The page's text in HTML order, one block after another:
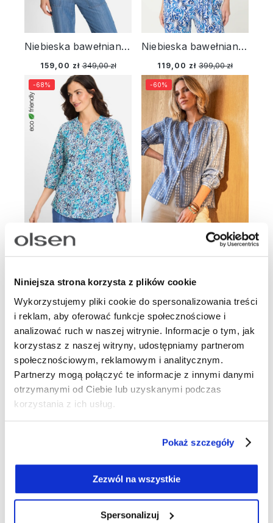
Niniejsza strona korzysta z plików cookie
Wykorzystujemy pliki cookie do spersonalizowania treści
i reklam, aby oferować funkcje społecznościowe i
analizować ruch w naszej witrynie. Informacje o tym, jak
korzystasz z naszej witryny, udostępniamy partnerom
społecznościowym, reklamowym i analitycznym.
Partnerzy mogą połączyć te informacje z innymi danymi
otrzymanymi od Ciebie lub uzyskanymi podczas
korzystania z ich usług.
Pokaż szczegóły
Zezwól na wszystkie
Spersonalizuj
Niebieska bawełniana koszula damska o tunikowym kroju z krótkim rękawem – Boho Beauty
159,00 zł 349,00 zł
Niebieska bawełniana koszula damska z roślinnym wzorem – Vintage Cruise
119,00 zł 399,00 zł
129,00 zł 399,00 zł
-68%
159,00 zł
-60%
Różowa bawełniana koszula damska z roślinnym wzorem – Voyage Tropical
129,00 zł 399,00 zł
-68%
99,00 zł 299,00 zł
-67%
-60%